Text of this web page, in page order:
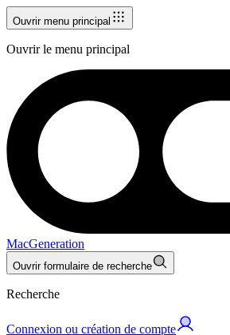
Ouvrir menu principal
Ouvrir le menu principal
MacGeneration
Ouvrir formulaire de recherche
Recherche
Connexion ou création de compte